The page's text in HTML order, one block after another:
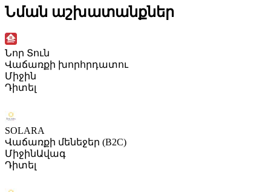
Նման աշխատանքներ
Նոր Տուն
Վաճառքի խորհրդատու
Միջին
Դիտել
SOLARA
Վաճառքի մենեջեր (B2C)
ՄիջինԱվագ
Դիտել